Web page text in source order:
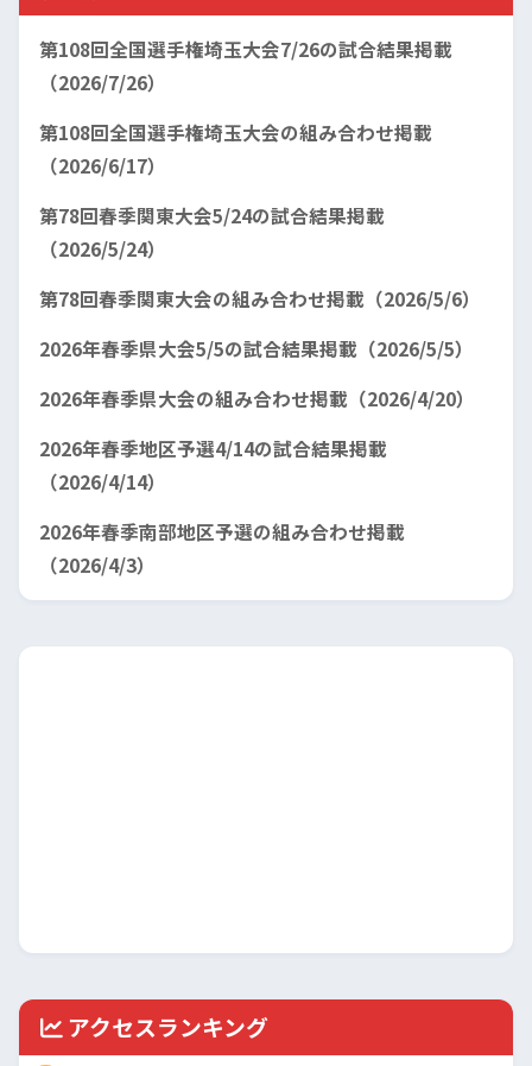
第108回全国選手権埼玉大会7/26の試合結果掲載
（2026/7/26）
第108回全国選手権埼玉大会の組み合わせ掲載
（2026/6/17）
第78回春季関東大会5/24の試合結果掲載
（2026/5/24）
第78回春季関東大会の組み合わせ掲載（2026/5/6）
2026年春季県大会5/5の試合結果掲載（2026/5/5）
2026年春季県大会の組み合わせ掲載（2026/4/20）
2026年春季地区予選4/14の試合結果掲載
（2026/4/14）
2026年春季南部地区予選の組み合わせ掲載
（2026/4/3）
アクセスランキング